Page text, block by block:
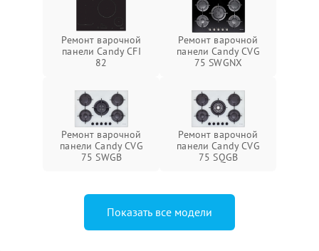
Ремонт варочной
панели Candy CFI
82
Ремонт варочной
панели Candy CVG
75 SWGNX
Ремонт варочной
панели Candy CVG
75 SWGB
Ремонт варочной
панели Candy CVG
75 SQGB
Показать все модели